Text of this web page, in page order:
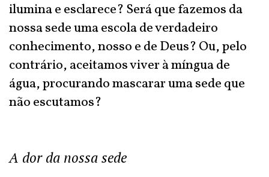
ilumina e esclarece? Será que fazemos da
nossa sede uma escola de verdadeiro
conhecimento, nosso e de Deus? Ou, pelo
contrário, aceitamos viver à míngua de
água, procurando mascarar uma sede que
não escutamos?
A dor da nossa sede